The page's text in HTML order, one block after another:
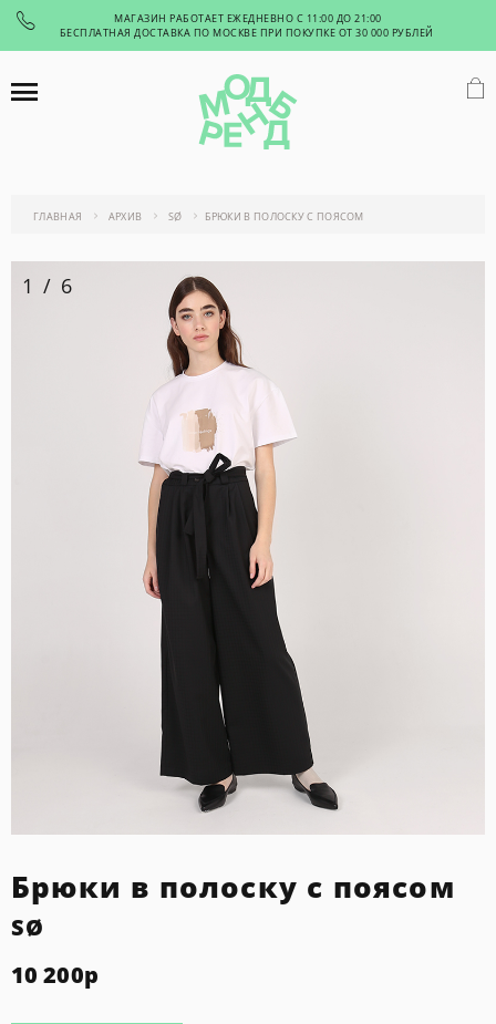
МАГАЗИН РАБОТАЕТ ЕЖЕДНЕВНО С 11:00 ДО 21:00
БЕСПЛАТНАЯ ДОСТАВКА ПО МОСКВЕ ПРИ ПОКУПКЕ ОТ 30 000 РУБЛЕЙ
ГЛАВНАЯ АРХИВ SØ БРЮКИ В ПОЛОСКУ С ПОЯСОМ
1 / 6
Брюки в полоску с поясом
SØ
10 200р